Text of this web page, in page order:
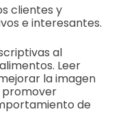
clientes y
e interesantes.
al
Leer
la imagen
promover
de